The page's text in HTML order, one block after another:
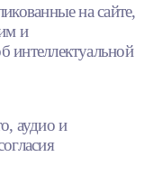
на сайте,
и
интеллектуальной
аудио и